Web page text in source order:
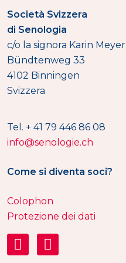
Società Svizzera
di Senologia
c/o la signora Karin Meyer
Bündtenweg 33
4102 Binningen
Svizzera
Tel. + 41 79 446 86 08
info@senologie.ch
Come si diventa soci?
Colophon
Protezione dei dati